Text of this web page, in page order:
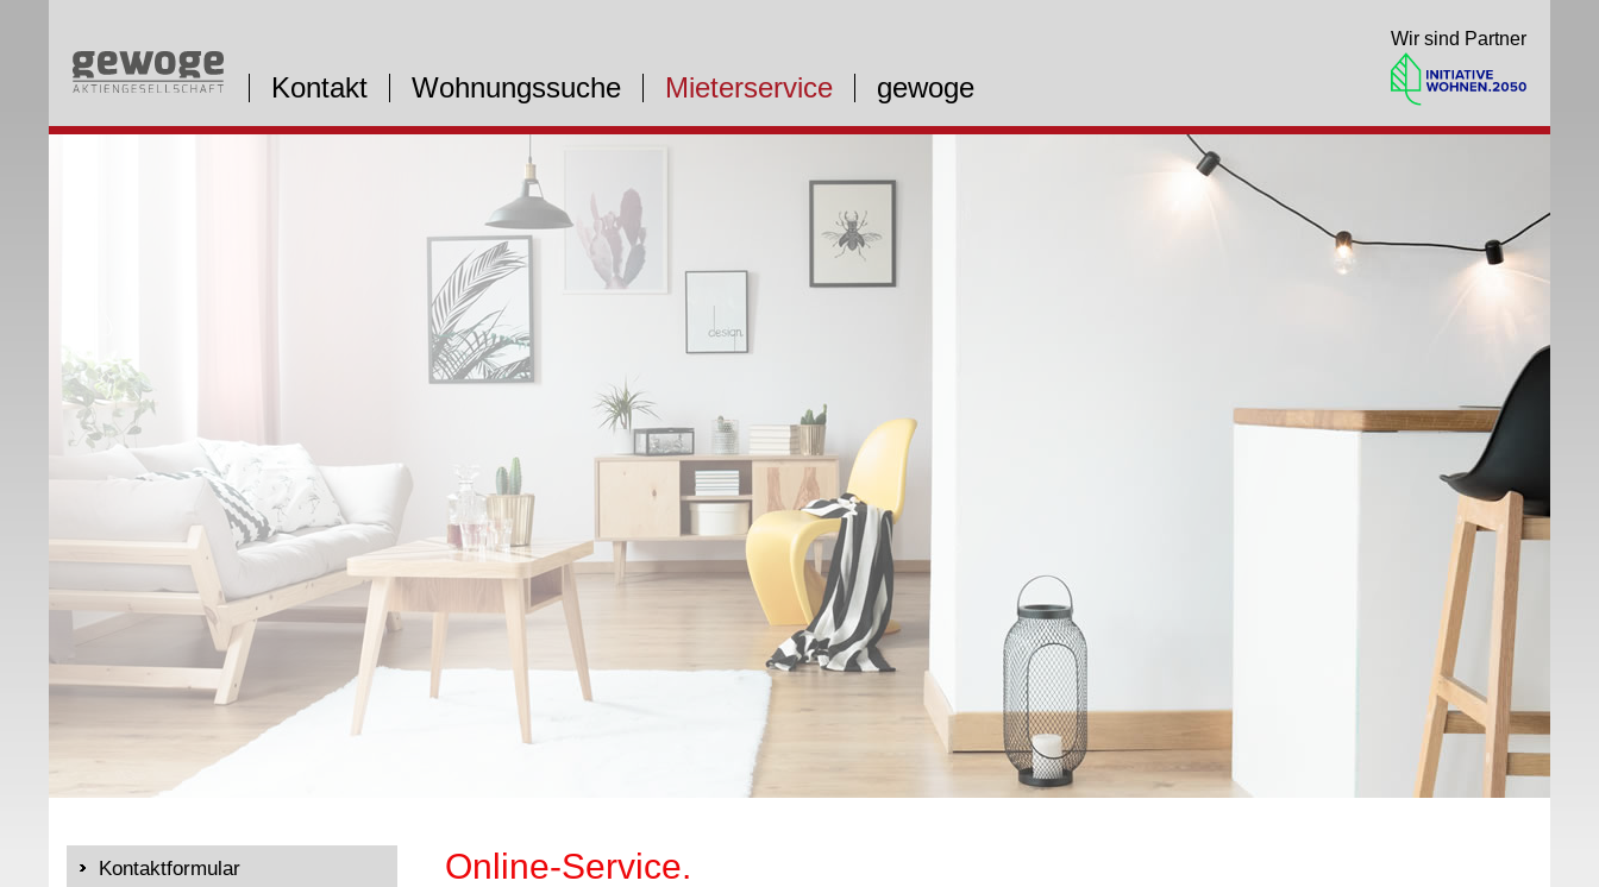
Wir sind Partner
Kontakt Wohnungssuche Mieterservice gewoge
Kontaktformular Online-Service.